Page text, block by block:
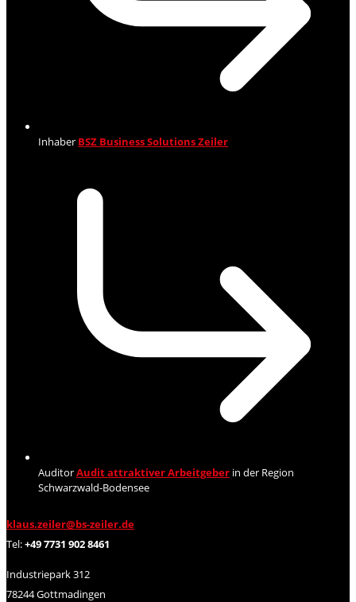
Inhaber BSZ Business Solutions Zeiler
AuditorAudit attraktiver Arbeitgeber in der Region
Schwarzwald-Bodensee
klaus.zeiler@bs-zeiler.de
Tel:+49 7731 902 8461
Industriepark 312
78244 Gottmadingen